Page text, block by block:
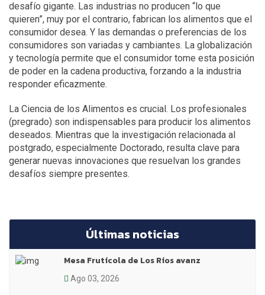
desafío gigante. Las industrias no producen “lo que
quieren”, muy por el contrario, fabrican los alimentos que el
consumidor desea. Y las demandas o preferencias de los
consumidores son variadas y cambiantes. La globalización
y tecnología permite que el consumidor tome esta posición
de poder en la cadena productiva, forzando a la industria
responder eficazmente.
La Ciencia de los Alimentos es crucial. Los profesionales
(pregrado) son indispensables para producir los alimentos
deseados. Mientras que la investigación relacionada al
postgrado, especialmente Doctorado, resulta clave para
generar nuevas innovaciones que resuelvan los grandes
desafíos siempre presentes.
Últimas noticias
Mesa Frutícola de Los Ríos avanz
Ago 03, 2026